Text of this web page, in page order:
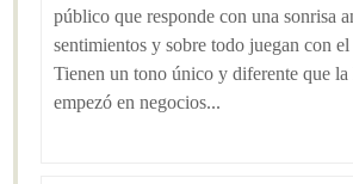
público que responde con una sonrisa
sentimientos y sobre todo juegan con
Tienen un tono único y diferente que
empezó en negocios...